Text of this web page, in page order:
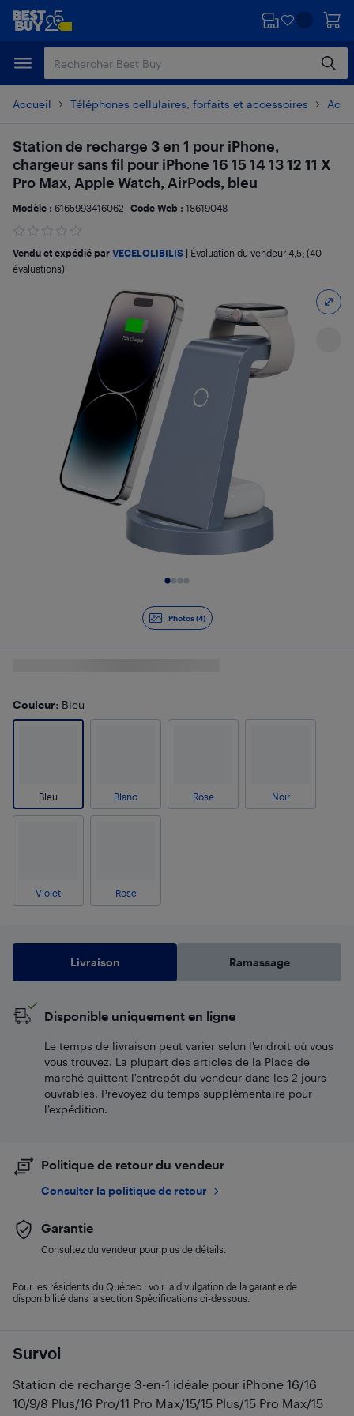
Passer
principal
Passer
Accueil Téléphones cellulaires, forfaits et accessoires
Photos (4)
Survol
Station de recharge 3-en-1 idéale pour iPhone 16/16
10/9/8 Plus/16 Pro/11 Pro Max/15/15 Plus/15 Pro Max/15
Station de recharge 3 en 1 pour iPhone,
chargeur sans fil pour iPhone 16 15 14 13 12 11 X
Pro Max, Apple Watch, AirPods, bleu
Modèle : 6165993416062 Code Web : 18619048
Vendu et expédié par VECELOLIBILIS Évaluation du vendeur 4,5; (40
évaluations)
Couleur: Bleu
Bleu Blanc Rose Noir
Violet Rose
Livraison Ramassage
Disponible uniquement en ligne
Le temps de livraison peut varier selon l'endroit où vous
vous trouvez. La plupart des articles de la Place de
marché quittent l’entrepôt du vendeur dans les 2 jours
ouvrables. Prévoyez du temps supplémentaire pour
l’expédition.
Politique de retour du vendeur
Consulter la politique de retour
Garantie
Consultez du vendeur pour plus de détails.
Pour les résidents du Québec : voir la divulgation de la garantie de
disponibilité dans la section Spécifications ci-dessous.